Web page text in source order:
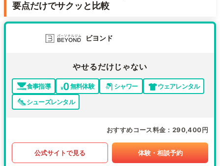
要点だけでサクッと比較
ビヨンド
やせるだけじゃない
食事指導 無料体験 シャワー
ウェアレンタル
シューズレンタル
おすすめコース料金 290,400円
公式サイトで見る 体験・相談予約